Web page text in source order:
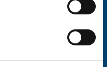
SCOPRI DI PIÙ →